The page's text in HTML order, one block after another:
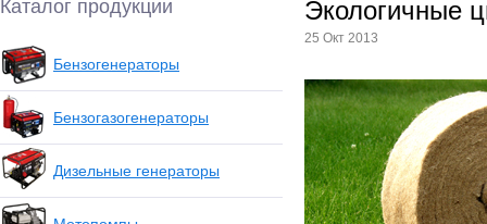
Каталог продукции
Бензогенераторы
Бензогазогенераторы
Дизельные генераторы
Экологичные
25 Окт 2013